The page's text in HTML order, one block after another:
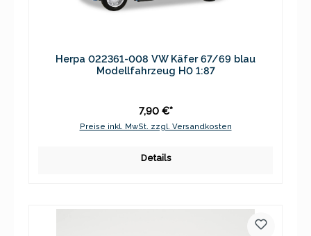
Herpa 022361-008 VW Käfer 67/69 blau
Modellfahrzeug H0 1:87
7,90 €*
Preise inkl. MwSt. zzgl. Versandkosten
Details